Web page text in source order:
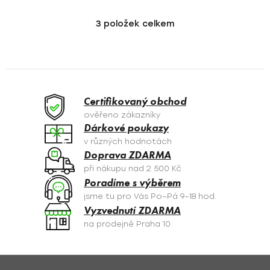
O
á
c
í
p
r
v
k
y
v
ý
p
s
3 položek celkem
Certifikovaný obchod
ověřeno zákazníky
Dárkové poukazy
v různých hodnotách
Doprava ZDARMA
při nákupu nad 2 500 Kč
Poradíme s výběrem
jsme tu pro Vás Po–Pá 9–18 hod.
Vyzvednutí ZDARMA
na prodejně Praha 10